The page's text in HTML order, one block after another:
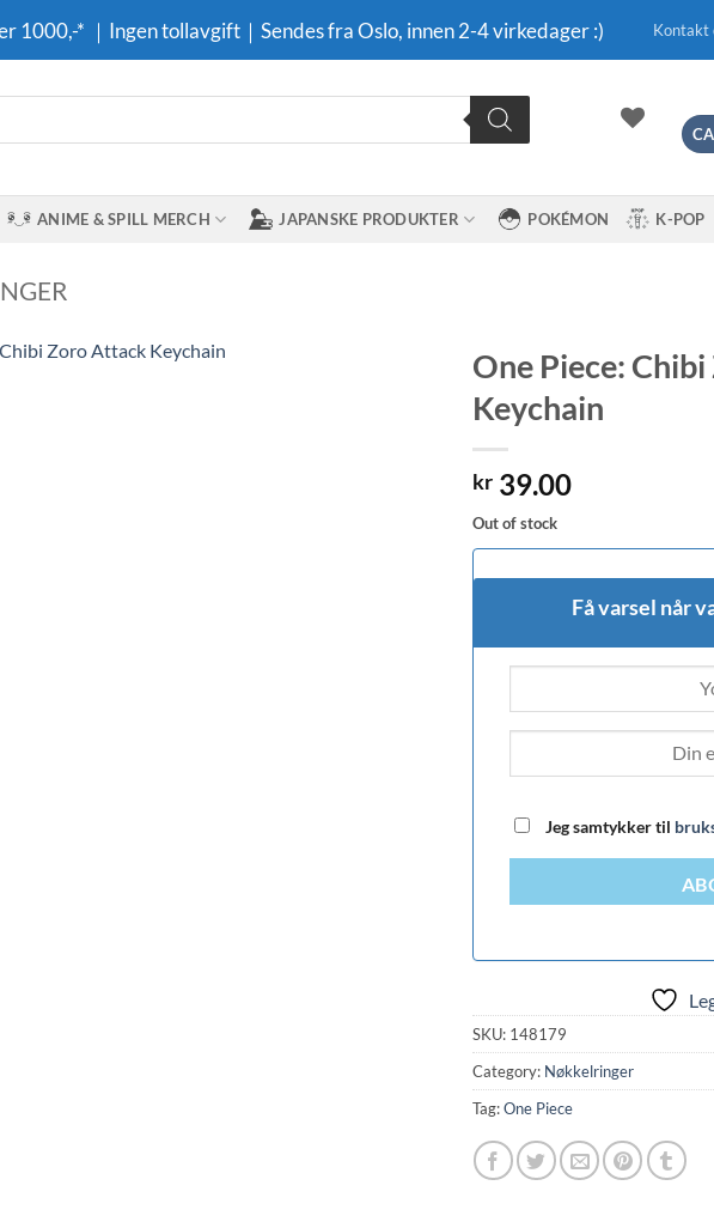
1000,-* ｜Ingen tollavgift｜Sendes fra Oslo, innen 2-4 virkedager :) Kontakt
ANIME & SPILL MERCH JAPANSKE PRODUKTER POKÉMON K-POP
One Piece:
Keychain
kr39.00
Out of stock
Få varsel når
Jeg samtykker til
SKU: 148179
Category: Nøkkelringer
Tag:One Piece